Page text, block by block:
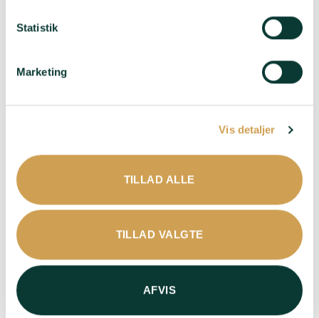
Statistik
Marketing
Vis detaljer
TILLAD ALLE
TILLAD VALGTE
AFVIS
til et niveau, man
fyldt med finesse.
Passer til:Havbars med